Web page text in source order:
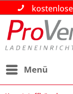
Über
Menü
Über
Über